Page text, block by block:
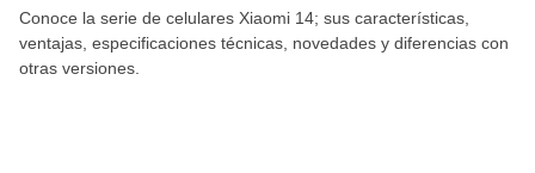
Conoce la serie de celulares Xiaomi 14; sus características,
ventajas, especificaciones técnicas, novedades y diferencias con
otras versiones.